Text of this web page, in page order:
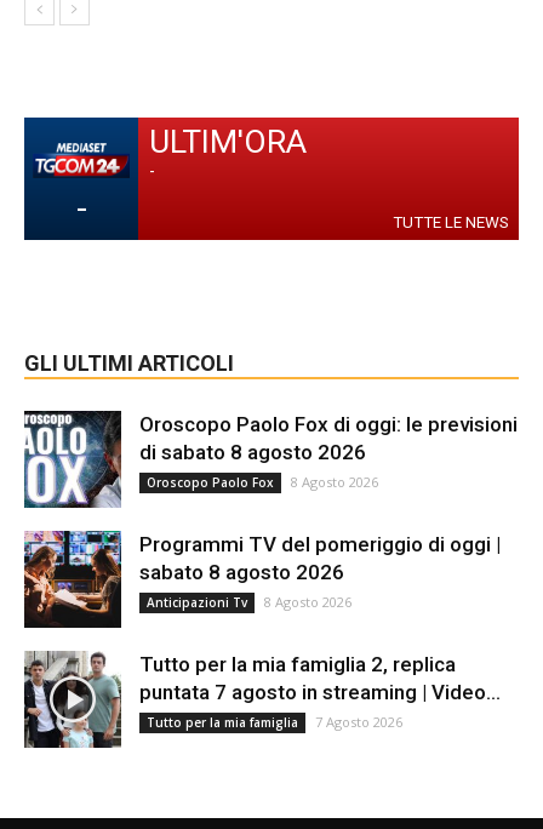
-
ULTIM'ORA
-
TUTTE LE NEWS
GLI ULTIMI ARTICOLI
Oroscopo Paolo Fox di oggi: le previsioni
di sabato 8 agosto 2026
Oroscopo Paolo Fox 8 Agosto 2026
Programmi TV del pomeriggio di oggi |
sabato 8 agosto 2026
Anticipazioni Tv 8 Agosto 2026
Tutto per la mia famiglia 2, replica
puntata 7 agosto in streaming | Video...
Tutto per la mia famiglia 7 Agosto 2026